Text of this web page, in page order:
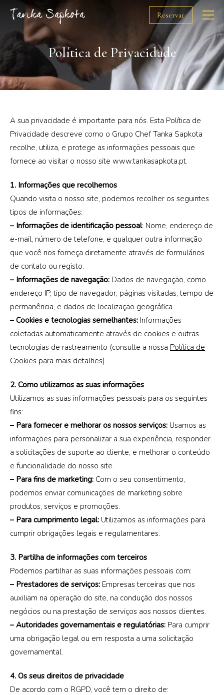
Reservar
O Chef
Restaurantes
Prémios
Solidariedade
Gift Cards
PT
EN
Política de Privacidade
A sua privacidade é importante para nós. Esta Política de
Privacidade descreve como o Grupo Chef Tanka Sapkota
recolhe, utiliza, e protege as informações pessoais que
fornece ao visitar o nosso site www.tankasapkota.pt.
1. Informações que recolhemos
Quando visita o nosso site, podemos recolher os seguintes
tipos de informações:
– Informações de identificação pessoal: Nome, endereço de
e-mail, número de telefone, e qualquer outra informação
que você nos forneça diretamente através de formulários
de contato ou registo.
– Informações de navegação: Dados de navegação, como
endereço IP, tipo de navegador, páginas visitadas, tempo de
permanência, e dados de localização geográfica.
– Cookies e tecnologias semelhantes: Informações
coletadas automaticamente através de cookies e outras
tecnologias de rastreamento (consulte a nossa Política de
Cookies para mais detalhes).
2. Como utilizamos as suas informações
Utilizamos as suas informações pessoais para os seguintes
fins:
– Para fornecer e melhorar os nossos serviços: Usamos as
informações para personalizar a sua experiência, responder
a solicitações de suporte ao cliente, e melhorar o conteúdo
e funcionalidade do nosso site.
– Para fins de marketing: Com o seu consentimento,
podemos enviar comunicações de marketing sobre
produtos, serviços e promoções.
– Para cumprimento legal: Utilizamos as informações para
cumprir obrigações legais e regulamentares.
3. Partilha de informações com terceiros
Podemos partilhar as suas informações pessoais com:
– Prestadores de serviços: Empresas terceiras que nos
auxiliam na operação do site, na condução dos nossos
negócios ou na prestação de serviços aos nossos clientes.
– Autoridades governamentais e regulatórias: Para cumprir
uma obrigação legal ou em resposta a uma solicitação
governamental.
4. Os seus direitos de privacidade
De acordo com o RGPD, você tem o direito de: